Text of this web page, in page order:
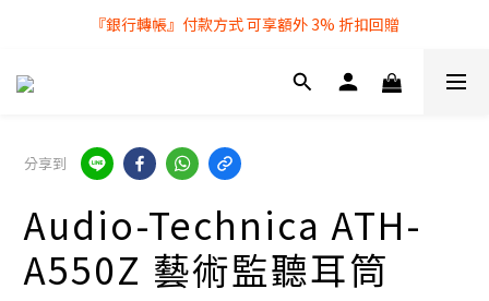
全店購物滿 $250 即享免費送貨服務
『銀行轉帳』付款方式 可享額外 3% 折扣回贈
全店購物滿 $250 即享免費送貨服務
分享到
Audio-Technica ATH-
A550Z 藝術監聽耳筒